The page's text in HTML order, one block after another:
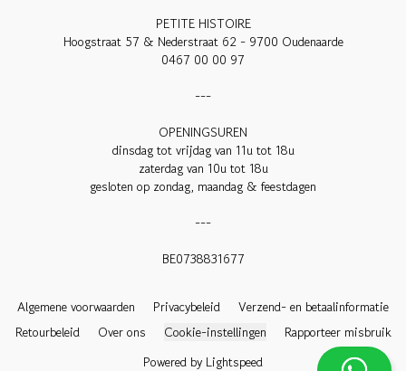
PETITE HISTOIRE
Hoogstraat 57 & Nederstraat 62 - 9700 Oudenaarde
0467 00 00 97
---
OPENINGSUREN
dinsdag tot vrijdag van 11u tot 18u
zaterdag van 10u tot 18u
gesloten op zondag, maandag & feestdagen
---
BE0738831677
Algemene voorwaarden Privacybeleid
Verzend- en betaalinformatie
Retourbeleid
Over ons Cookie-instellingen
Rapporteer misbruik
Powered by Lightspeed